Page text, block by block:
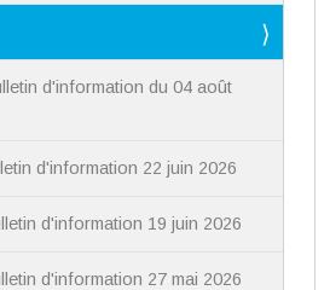
d'information du 04 août
d'information 22 juin 2026
d'information 19 juin 2026
d'information 27 mai 2026